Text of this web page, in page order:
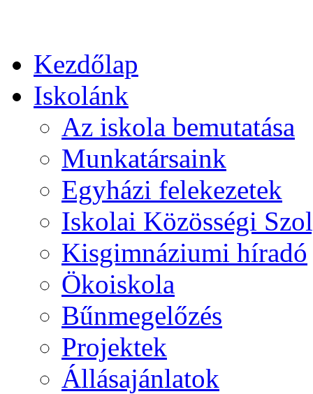
Kezdőlap
Iskolánk
Az iskola bemutatása
Munkatársaink
Egyházi felekezetek
Iskolai Közösségi
Kisgimnáziumi híradó
Ökoiskola
Bűnmegelőzés
Projektek
Állásajánlatok